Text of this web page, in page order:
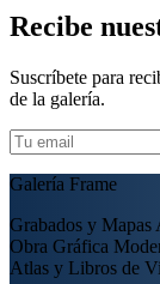
Recibe
Suscríbete para
de la galería.
Galería Frame
Grabados y Mapas
Obra Gráfica
Atlas y Libros de